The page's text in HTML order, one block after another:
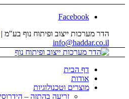
Facebook
הדר מערכות ייצוב ופיתוח נוף בע"מ
info@haddar.co.il
דף הבית
אודות
מוצרים וטכנולוגיות
זריעה בהתזה –